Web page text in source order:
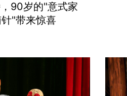
90岁的"意式家
"带来惊喜